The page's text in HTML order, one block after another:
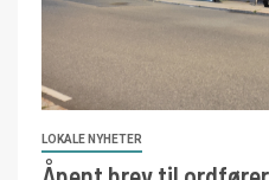
LOKALE NYHETER